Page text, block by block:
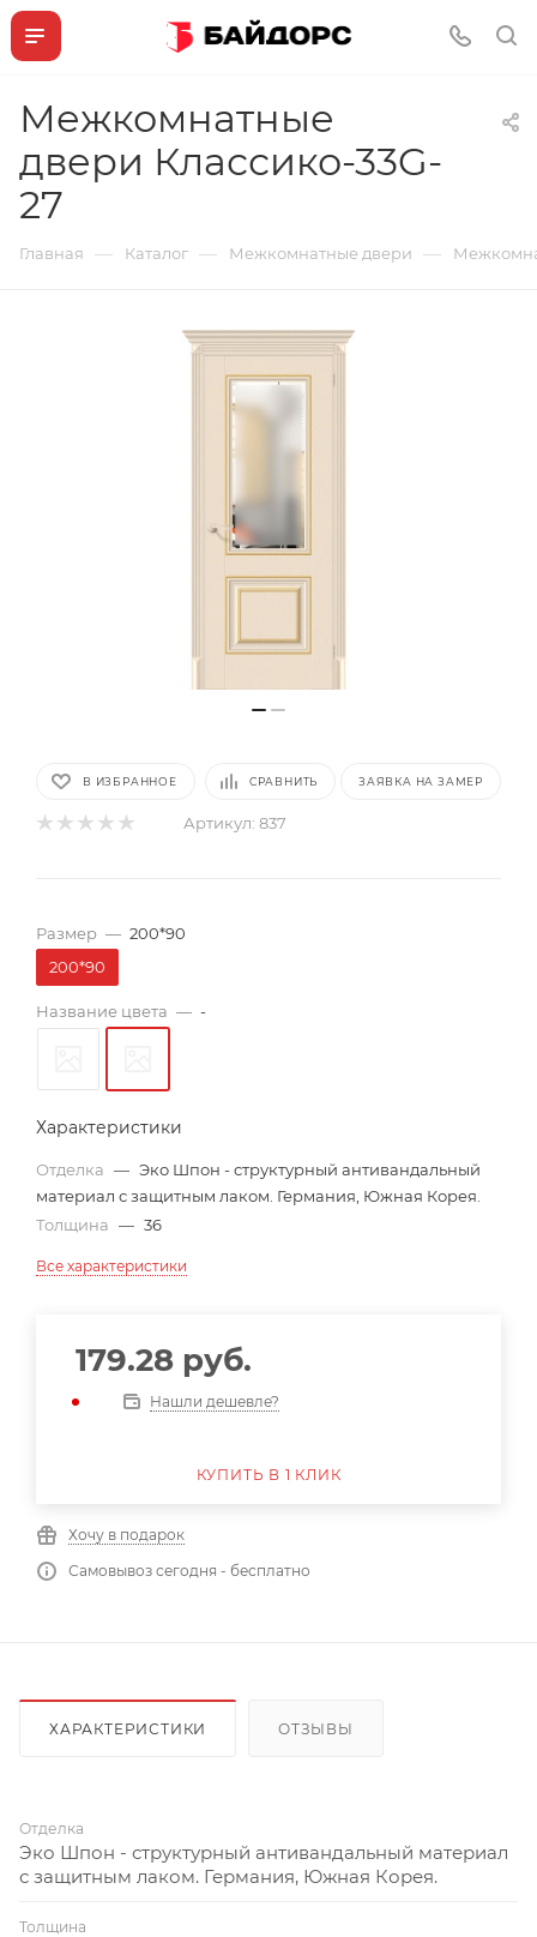
Межкомнатные
двери Классико-33G-
27
Главная — Каталог — Межкомнатные двери —
В ИЗБРАННОЕ СРАВНИТЬ ЗАЯВКА НА ЗАМЕР
Артикул: 837
Размер — 200*90
200*90
Название цвета — -
Характеристики
Отделка — Эко Шпон - структурный антивандальный
материал с защитным лаком. Германия, Южная Корея.
Толщина — 36
Все характеристики
179.28 руб.
Нашли дешевле?
КУПИТЬ В 1 КЛИК
Хочу в подарок
Самовывоз сегодня - бесплатно
ХАРАКТЕРИСТИКИ ОТЗЫВЫ
Отделка
Эко Шпон - структурный антивандальный материал
с защитным лаком. Германия, Южная Корея.
Толщина